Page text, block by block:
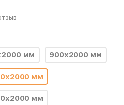
мм 900х2000 мм
мм
мм